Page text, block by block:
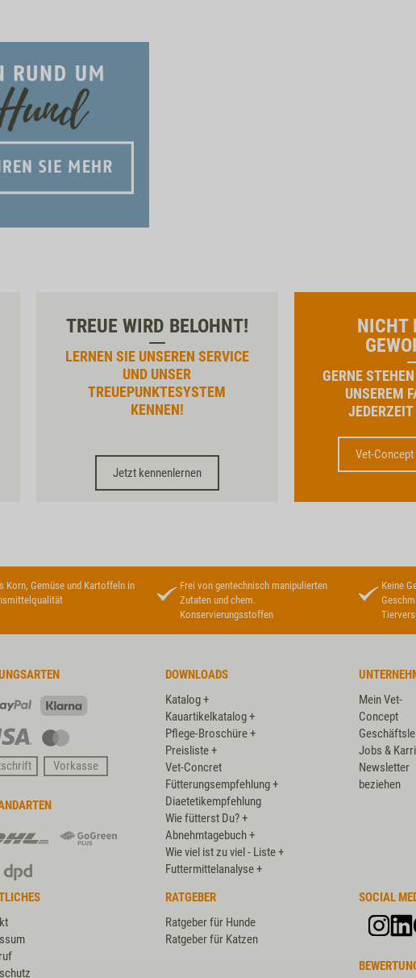
TREUE WIRD BELOHNT!
LERNEN SIE UNSEREN SERVICE
UND UNSER
TREUEPUNKTESYSTEM
KENNEN!
Jetzt kennenlernen
NICHT
GERNE
UNSEREM
Vet-
Korn, Gemüse und Kartoffeln in
Frei von gentechnisch manipulierten
Zutaten und chem.
Konservierungsstoffen
Keine
PayPal
Visa
Vorkasse
DHL
GoGreen
DOWNLOADS
Katalog +
Kauartikelkatalog +
Pflege-Broschüre +
Preisliste +
Vet-Concret
Fütterungsempfehlung +
Diaetetikempfehlung
Wie fütterst Du? +
Abnehmtagebuch +
Wie viel ist zu viel - Liste +
Futtermittelanalyse +
Mein Vet-
Concept
Jobs &
Newsletter
beziehen
RATGEBER
Ratgeber für Hunde
Ratgeber für Katzen
SOCIAL